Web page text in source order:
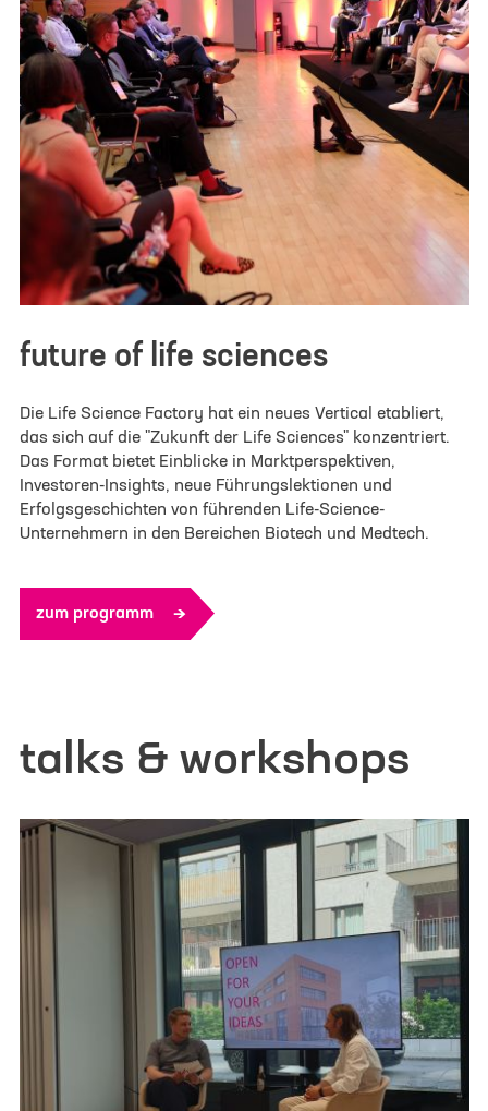
future of life sciences
Die Life Science Factory hat ein neues Vertical etabliert,
das sich auf die "Zukunft der Life Sciences" konzentriert.
Das Format bietet Einblicke in Marktperspektiven,
Investoren-Insights, neue Führungslektionen und
Erfolgsgeschichten von führenden Life-Science-
Unternehmern in den Bereichen Biotech und Medtech.
zum programm
talks & workshops